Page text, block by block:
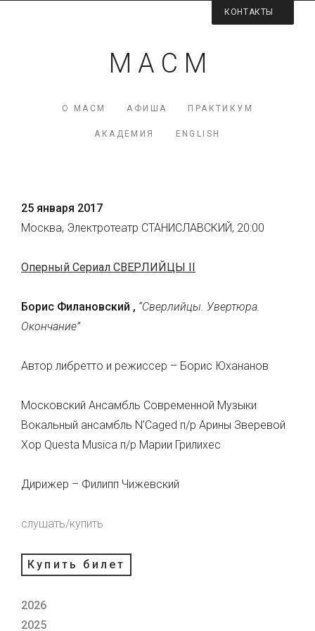
КОНТАКТЫ
М А С М
О МАСМ АФИША ПРАКТИКУМ
АКАДЕМИЯ ENGLISH
25 января 2017
Москва, Электротеатр СТАНИСЛАВСКИЙ, 20:00
Оперный Сериал СВЕРЛИЙЦЫ II
Борис Филановский , “Сверлийцы. Увертюра.
Окончание”
Автор либретто и режиссер – Борис Юхананов
Московский Ансамбль Современной Музыки
Вокальный ансамбль N’Caged п/р Арины Зверевой
Хор Questa Musica п/р Марии Грилихес
Дирижер – Филипп Чижевский
слушать/купить
Купить билет
2026
2025